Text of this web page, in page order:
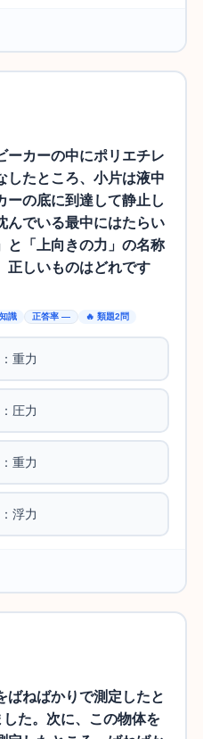
ーカーの中にポリエチレ
したところ、小片は液中
ーの底に到達して静止し
んでいる最中にはたらい
と「上向きの力」の名称
正しいものはどれです
知識 正答率 — 🔥 類題2問
重力
圧力
重力
浮力
ばねばかりで測定したと
た。次に、この物体を